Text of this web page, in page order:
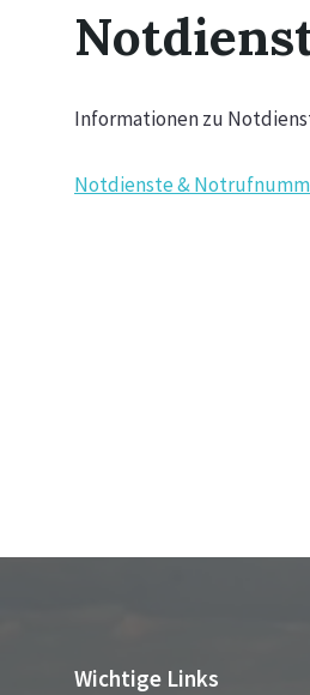
Informationen zu
Notdienste &
Wichtige Links